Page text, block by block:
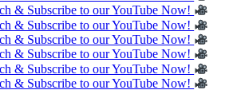
& Subscribe to our YouTube Now!
& Subscribe to our YouTube Now!
& Subscribe to our YouTube Now!
& Subscribe to our YouTube Now!
& Subscribe to our YouTube Now!
& Subscribe to our YouTube Now!